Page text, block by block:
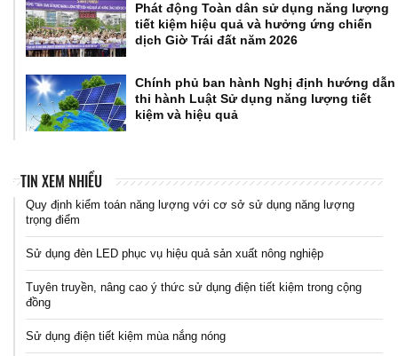
Phát động Toàn dân sử dụng năng lượng
tiết kiệm hiệu quả và hưởng ứng chiến
dịch Giờ Trái đất năm 2026
Chính phủ ban hành Nghị định hướng dẫn
thi hành Luật Sử dụng năng lượng tiết
kiệm và hiệu quả
TIN XEM NHIỀU
Quy định kiểm toán năng lượng với cơ sở sử dụng năng lượng
trọng điểm
Sử dụng đèn LED phục vụ hiệu quả sản xuất nông nghiệp
Tuyên truyền, nâng cao ý thức sử dụng điện tiết kiệm trong cộng
đồng
Sử dụng điện tiết kiệm mùa nắng nóng